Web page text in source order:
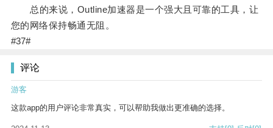
总的来说，Outline加速器是一个强大且可靠的工具，让
您的网络保持畅通无阻。
#37#
评论
游客
这款app的用户评论非常真实，可以帮助我做出更准确的选择。